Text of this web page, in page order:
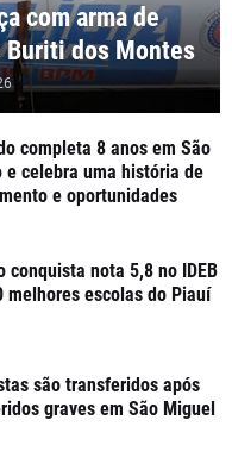
com arma de
Buriti dos Montes
completa 8 anos em São
e celebra uma história de
e oportunidades
conquista nota 5,8 no IDEB
melhores escolas do Piauí
são transferidos após
graves em São Miguel